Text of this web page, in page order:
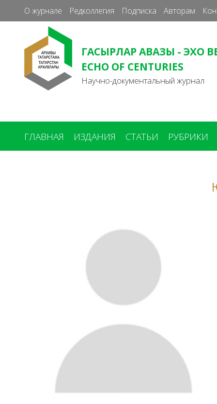
О журнале Редколлегия Подписка Авторам
ГАСЫРЛАР АВАЗЫ - ЭХО
ECHO OF CENTURIES
Научно-документальный журнал
ГЛАВНАЯ ИЗДАНИЯ СТАТЬИ РУБРИКИ